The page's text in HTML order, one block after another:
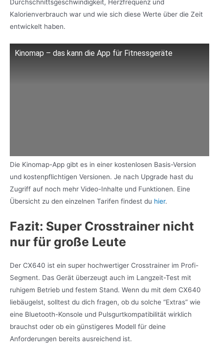
Durchschnittsgeschwindigkeit, Herzfrequenz und
Kalorienverbrauch war und wie sich diese Werte über die Zeit
entwickelt haben.
Kinomap – das kann die App für Fitnessgeräte
Die Kinomap-App gibt es in einer kostenlosen Basis-Version
und kostenpflichtigen Versionen. Je nach Upgrade hast du
Zugriff auf noch mehr Video-Inhalte und Funktionen. Eine
Übersicht zu den einzelnen Tarifen findest du hier.
Fazit: Super Crosstrainer nicht
nur für große Leute
Der CX640 ist ein super hochwertiger Crosstrainer im Profi-
Segment. Das Gerät überzeugt auch im Langzeit-Test mit
ruhigem Betrieb und festem Stand. Wenn du mit dem CX640
liebäugelst, solltest du dich fragen, ob du solche “Extras” wie
eine Bluetooth-Konsole und Pulsgurtkompatibilität wirklich
brauchst oder ob ein günstigeres Modell für deine
Anforderungen bereits ausreichend ist.